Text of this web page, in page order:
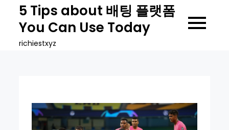
content
5 Tips about 배팅 플랫폼
You Can Use Today
richiestxyz